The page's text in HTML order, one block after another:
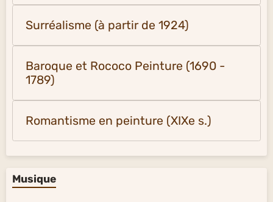
Surréalisme (à partir de 1924)
Baroque et Rococo Peinture (1690 -
1789)
Romantisme en peinture (XIXe s.)
Musique